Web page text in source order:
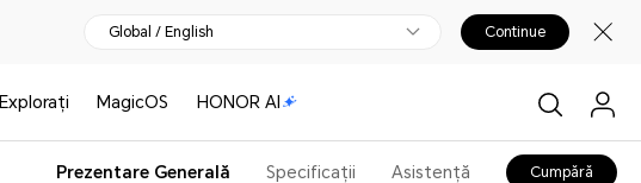
Global / English Continue
Explorați MagicOS HONOR AI
Prezentare Generală Specificații Asistență Cumpără